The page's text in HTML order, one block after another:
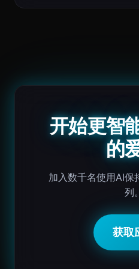
开始更智
的
加入数千名使用AI保
列。
获取